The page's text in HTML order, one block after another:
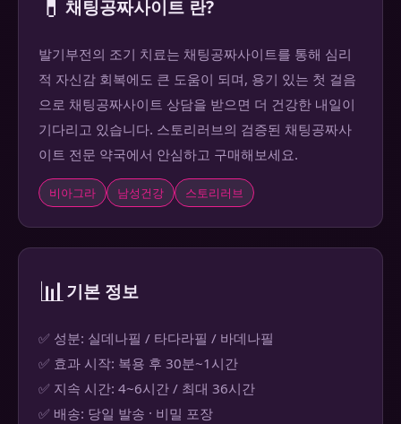
채팅공짜사이트 란?
발기부전의 조기 치료는 채팅공짜사이트를 통해 심리
적 자신감 회복에도 큰 도움이 되며, 용기 있는 첫 걸음
으로 채팅공짜사이트 상담을 받으면 더 건강한 내일이
기다리고 있습니다. 스토리러브의 검증된 채팅공짜사
이트 전문 약국에서 안심하고 구매해보세요.
비아그라 남성건강 스토리러브
📊기본 정보
✅ 성분: 실데나필 / 타다라필 / 바데나필
✅ 효과 시작: 복용 후 30분~1시간
✅ 지속 시간: 4~6시간 / 최대 36시간
✅ 배송: 당일 발송 · 비밀 포장